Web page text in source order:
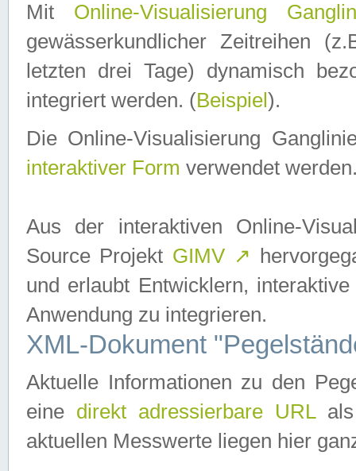
Mit Online-Visualisierung
gewässerkundlicher Zeitreihen
letzten drei Tage) dynamisch
integriert werden. (Beispiel ).
Die Online-Visualisierung
interaktiver Form verwendet
Aus der interaktiven Online-
Source Projekt GIMV ↗
und erlaubt Entwicklern,
Anwendung zu integrieren.
XML-Dokument
Aktuelle Informationen zu den
eine direkt adressierbare URLals
aktuellen Messwerte liegen hier